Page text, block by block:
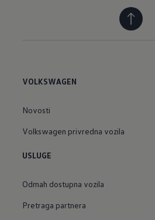
VOLKSWAGEN
Novosti
Volkswagen privredna vozila
USLUGE
Odmah dostupna vozila
Pretraga partnera